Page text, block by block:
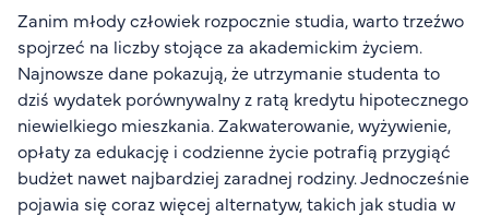
Harmonogram przyjęć na studia
O PUW
O nas
Akademia Online
Jak się studiuje przez Internet?
FAQ
Zanim młody człowiek rozpocznie studia, warto trzeźwo
spojrzeć na liczby stojące za akademickim życiem.
Najnowsze dane pokazują, że utrzymanie studenta to
dziś wydatek porównywalny z ratą kredytu hipotecznego
niewielkiego mieszkania. Zakwaterowanie, wyżywienie,
opłaty za edukację i codzienne życie potrafią przygiąć
budżet nawet najbardziej zaradnej rodziny. Jednocześnie
pojawia się coraz więcej alternatyw, takich jak studia w